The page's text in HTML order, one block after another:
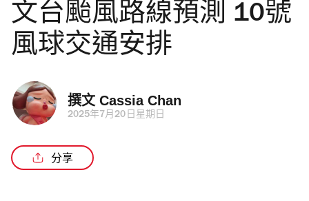
文台颱風路線預測 10號
風球交通安排
撰文 Cassia Chan
2025年7月20日星期日
分享